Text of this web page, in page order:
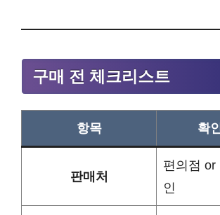
구매 전 체크리스트
항목 확
판매처
편의점 or
인